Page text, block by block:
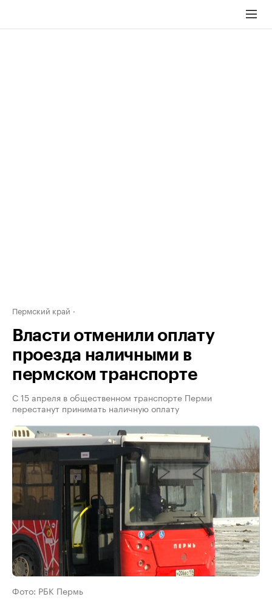
Пермский край
Власти отменили оплату
проезда наличными в
пермском транспорте
С 15 апреля в общественном транспорте Перми
перестанут принимать наличную оплату
Фото: РБК Пермь